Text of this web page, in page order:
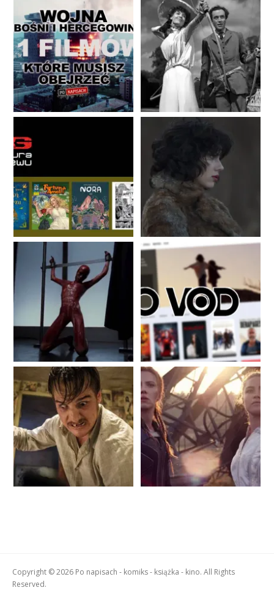
Copyright © 2026 Po napisach - komiks - książka - kino. All Rights
Reserved.